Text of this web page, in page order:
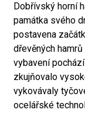
Dobřívský horní
památka svého
postavena
dřevěných
vybavení
zkujňovalo
vykovávaly
ocelářské